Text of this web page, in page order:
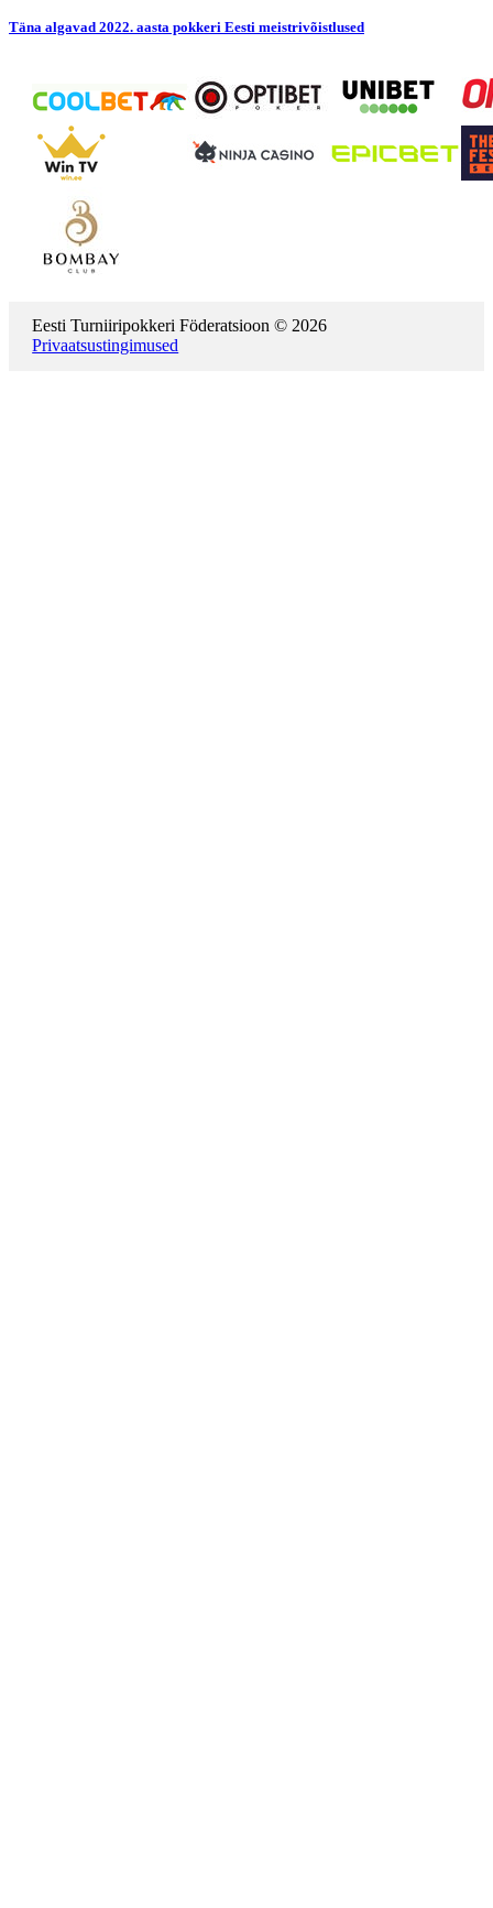
Täna algavad 2022. aasta pokkeri Eesti meistrivõistlused
Eesti Turniiripokkeri Föderatsioon © 2026
Privaatsustingimused